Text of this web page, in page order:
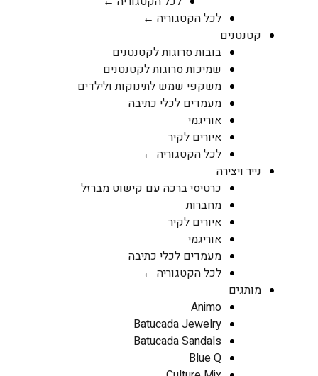
לכל הקטגוריה ←
קטנטנים
בובות סרוגות לקטנטנים
שמיכות סרוגות לקטנטנים
משקפי שמש לתינוקות ולילדים
מעמדים לכלי כתיבה
אוריגמי
איורים לקיר
לכל הקטגוריה ←
נייר ויצירה
כרטיסי ברכה עם קישוט מברזל
מחברות
איורים לקיר
אוריגמי
מעמדים לכלי כתיבה
לכל הקטגוריה ←
מותגים
Animo
Batucada Jewelry
Batucada Sandals
Blue Q